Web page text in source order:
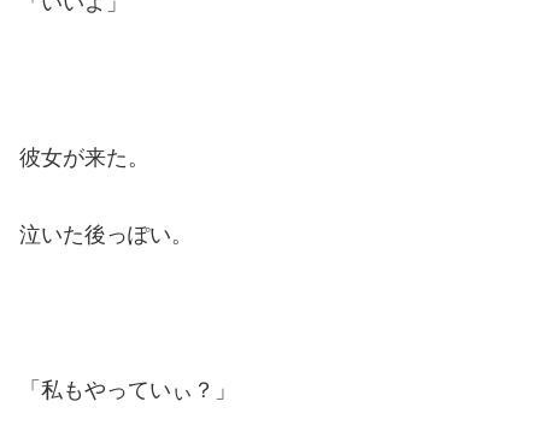
彼女が来た。
泣いた後っぽい。
「私もやっていぃ？」